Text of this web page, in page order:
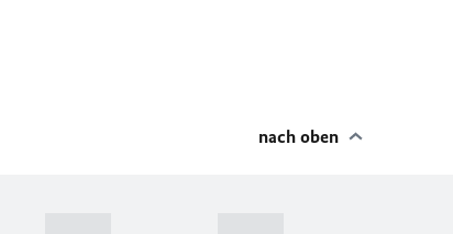
nach oben